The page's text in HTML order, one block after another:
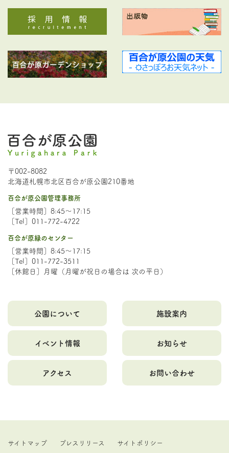
〒002-8082
北海道札幌市北区百合が原公園210番地
百合が原公園管理事務所
［営業時間］8:45～17:15
［Tel］011-772-4722
百合が原緑のセンター
［営業時間］8:45～17:15
［Tel］011-772-3511
［休館日］月曜（月曜が祝日の場合は 次の平日）
公園について 施設案内
イベント情報 お知らせ
アクセス お問い合わせ
サイトマップ プレスリリース サイトポリシー